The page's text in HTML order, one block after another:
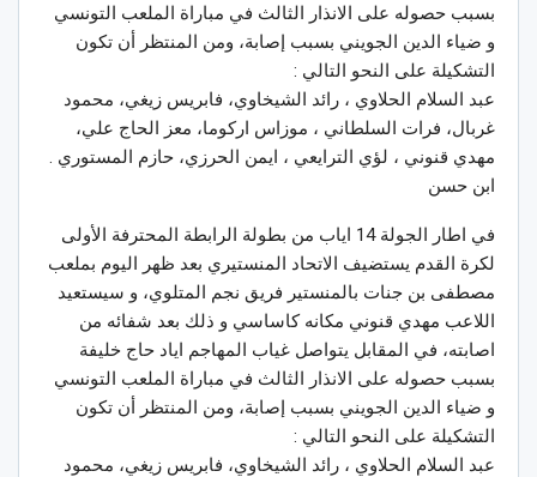
بسبب حصوله على الانذار الثالث في مباراة الملعب التونسي
و ضياء الدين الجويني بسبب إصابة، ومن المنتظر أن تكون
التشكيلة على النحو التالي :
عبد السلام الحلاوي ، رائد الشيخاوي، فابريس زيغي، محمود
غربال، فرات السلطاني ، موزاس اركوما، معز الحاج علي،
مهدي قنوني ، لؤي الترايعي ، ايمن الحرزي، حازم المستوري .
ابن حسن
في اطار الجولة 14 اياب من بطولة الرابطة المحترفة الأولى
لكرة القدم يستضيف الاتحاد المنستيري بعد ظهر اليوم بملعب
مصطفى بن جنات بالمنستير فريق نجم المتلوي، و سيستعيد
اللاعب مهدي قنوني مكانه كاساسي و ذلك بعد شفائه من
اصابته، في المقابل يتواصل غياب المهاجم اياد حاج خليفة
بسبب حصوله على الانذار الثالث في مباراة الملعب التونسي
و ضياء الدين الجويني بسبب إصابة، ومن المنتظر أن تكون
التشكيلة على النحو التالي :
عبد السلام الحلاوي ، رائد الشيخاوي، فابريس زيغي، محمود